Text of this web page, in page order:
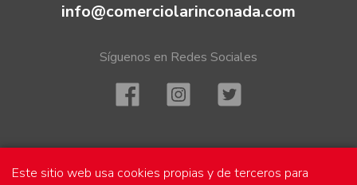
Este sitio web usa cookies propias y de terceros para
info@comerciolarinconada.com
Síguenos en Redes Sociales
Mapa